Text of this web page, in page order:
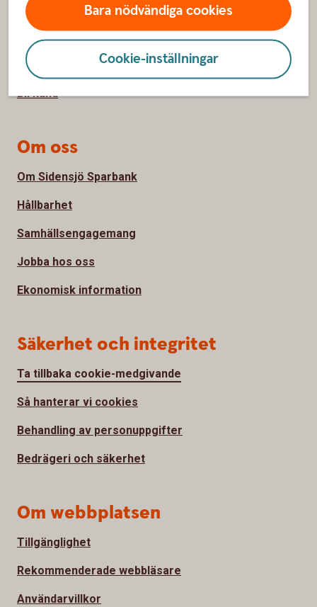
Bara nödvändiga cookies
Cookie-inställningar
Spärrhjälp
Hitta bankkontor
Priser, räntor och kurser
Bli kund
Om oss
Om Sidensjö Sparbank
Hållbarhet
Samhällsengagemang
Jobba hos oss
Ekonomisk information
Säkerhet och integritet
Ta tillbaka cookie-medgivande
Så hanterar vi cookies
Behandling av personuppgifter
Bedrägeri och säkerhet
Om webbplatsen
Tillgänglighet
Rekommenderade webbläsare
Användarvillkor